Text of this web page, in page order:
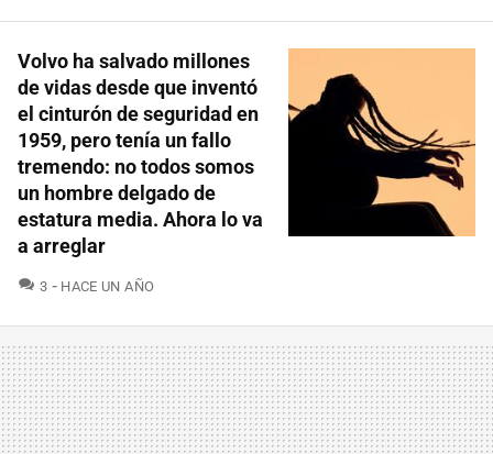
Volvo ha salvado millones
de vidas desde que inventó
el cinturón de seguridad en
1959, pero tenía un fallo
tremendo: no todos somos
un hombre delgado de
estatura media. Ahora lo va
a arreglar
3 COMENTARIOS
HACE UN AÑO